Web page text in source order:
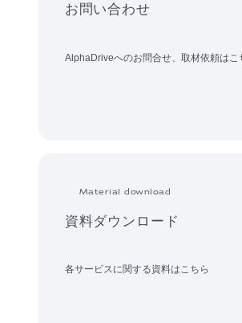
お問い合わせ
AlphaDriveへのお問合せ、取材依頼はこ
Material download
資料ダウンロード
各サービスに関する資料はこちら